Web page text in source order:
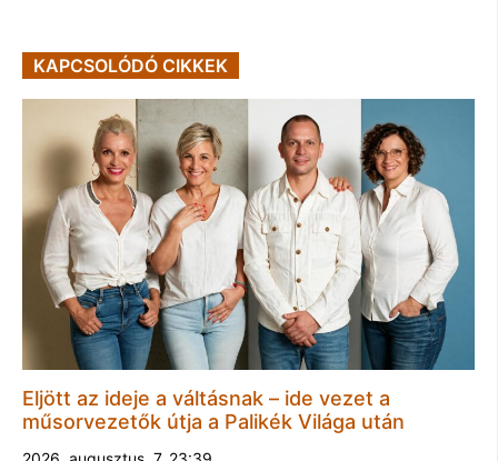
KAPCSOLÓDÓ CIKKEK
Eljött az ideje a váltásnak – ide vezet a
műsorvezetők útja a Palikék Világa után